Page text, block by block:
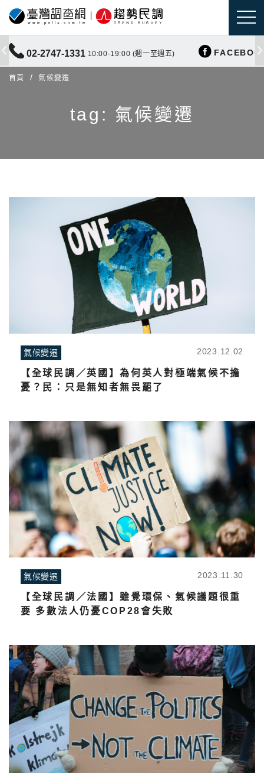
02-2747-1331 10:00-19:00 (週一至週五)
首頁 氣候變遷
tag: 氣候變遷
氣候變遷 2023.12.02
【全球民調／英國】為何英人對極端氣候不擔
憂？民：只是無知者無畏罷了
氣候變遷 2023.11.30
【全球民調／法國】雖覺環保、氣候議題很重
要 多數法人仍憂COP28會失敗